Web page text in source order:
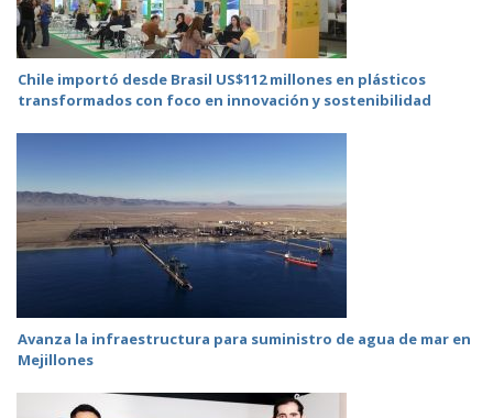
Chile importó desde Brasil US$112 millones en plásticos
transformados con foco en innovación y sostenibilidad
Avanza la infraestructura para suministro de agua de mar en
Mejillones